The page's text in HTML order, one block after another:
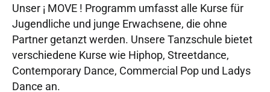
Unser ¡ MOVE ! Programm umfasst alle Kurse für
Jugendliche und junge Erwachsene, die ohne
Partner getanzt werden. Unsere Tanzschule bietet
verschiedene Kurse wie Hiphop, Streetdance,
Contemporary Dance, Commercial Pop und Ladys
Dance an.